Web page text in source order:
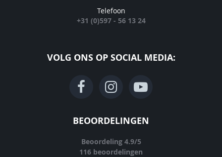
Telefoon
+31 (0)597 - 56 13 24
VOLG ONS OP SOCIAL MEDIA:
BEOORDELINGEN
Beoordeling 4.9/5
116 beoordelingen